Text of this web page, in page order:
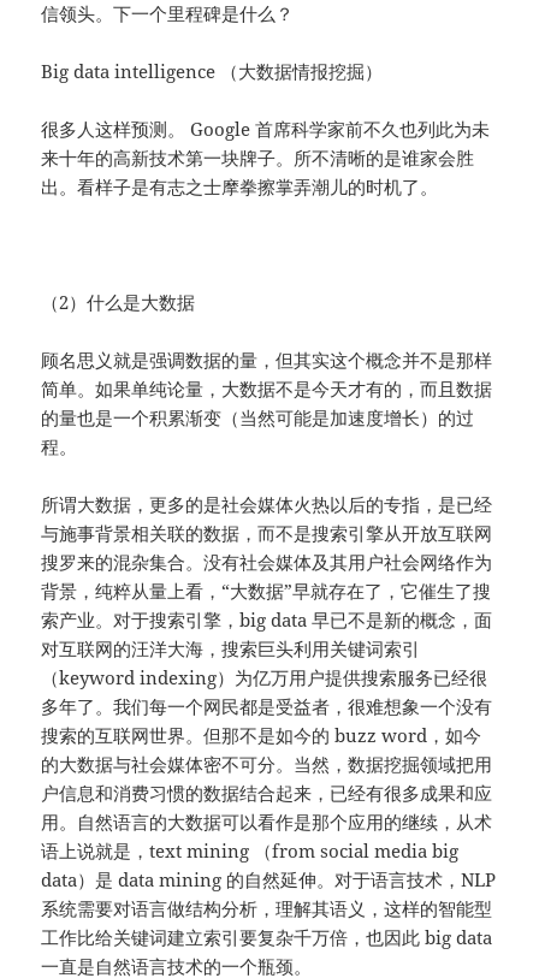
信领头。下一个里程碑是什么？
Big data intelligence （大数据情报挖掘）
很多人这样预测。 Google 首席科学家前不久也列此为未
来十年的高新技术第一块牌子。所不清晰的是谁家会胜
出。看样子是有志之士摩拳擦掌弄潮儿的时机了。
（2）什么是大数据
顾名思义就是强调数据的量，但其实这个概念并不是那样
简单。如果单纯论量，大数据不是今天才有的，而且数据
的量也是一个积累渐变（当然可能是加速度增长）的过
程。
所谓大数据，更多的是社会媒体火热以后的专指，是已经
与施事背景相关联的数据，而不是搜索引擎从开放互联网
搜罗来的混杂集合。没有社会媒体及其用户社会网络作为
背景，纯粹从量上看，“大数据”早就存在了，它催生了搜
索产业。对于搜索引擎，big data 早已不是新的概念，面
对互联网的汪洋大海，搜索巨头利用关键词索引
（keyword indexing）为亿万用户提供搜索服务已经很
多年了。我们每一个网民都是受益者，很难想象一个没有
搜索的互联网世界。但那不是如今的 buzz word，如今
的大数据与社会媒体密不可分。当然，数据挖掘领域把用
户信息和消费习惯的数据结合起来，已经有很多成果和应
用。自然语言的大数据可以看作是那个应用的继续，从术
语上说就是，text mining （from social media big
data）是 data mining 的自然延伸。对于语言技术，NLP
系统需要对语言做结构分析，理解其语义，这样的智能型
工作比给关键词建立索引要复杂千万倍，也因此 big data
一直是自然语言技术的一个瓶颈。